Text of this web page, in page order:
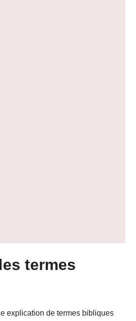
termes
explication de termes bibliques